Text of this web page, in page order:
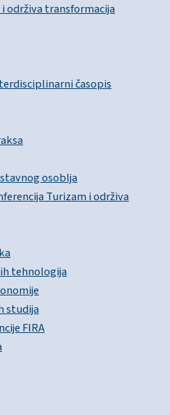
održiva transformacija
časopis
osoblja
Turizam i održiva
tehnologija
studija
FIRA